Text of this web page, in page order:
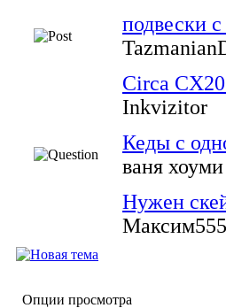
подвески
Circa
Inkvizitor
Кеды с
ваня хоуми
Нужен
Опции просмотра